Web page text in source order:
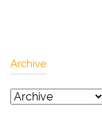
Archive